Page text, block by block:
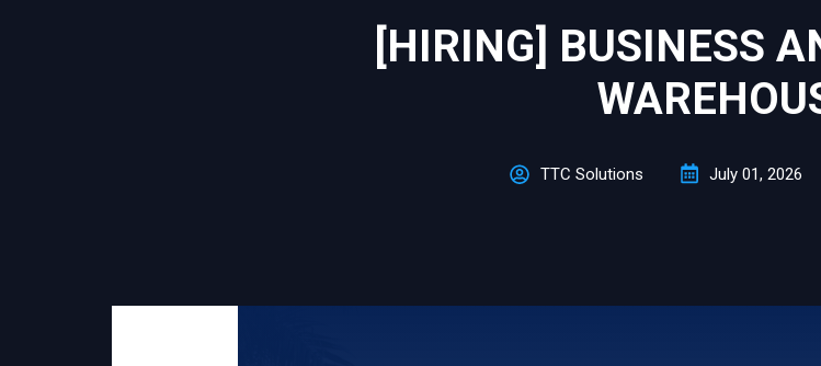
[HIRING] BUSINESS
TTC Solutions July 01, 2026